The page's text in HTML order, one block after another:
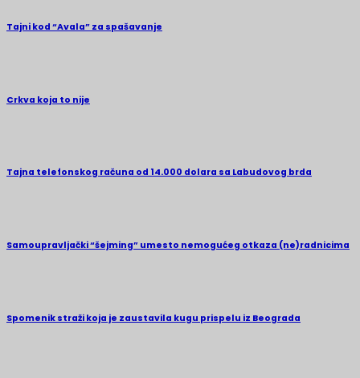
Tajni kod “Avala” za spašavanje
Crkva koja to nije
Tajna telefonskog računa od 14.000 dolara sa Labudovog brda
Samoupravljački “šejming” umesto nemogućeg otkaza (ne)radnicima
Spomenik straži koja je zaustavila kugu prispelu iz Beograda